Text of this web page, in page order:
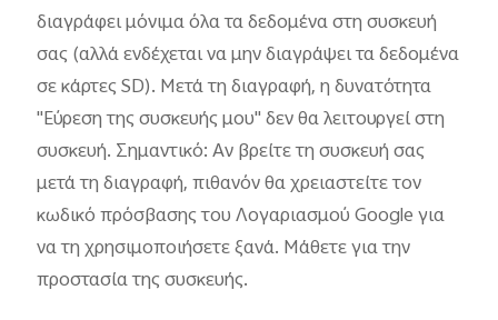
διαγράφει μόνιμα όλα τα δεδομένα στη συσκευή
σας (αλλά ενδέχεται να μην διαγράψει τα δεδομένα
σε κάρτες SD). Μετά τη διαγραφή, η δυνατότητα
"Εύρεση της συσκευής μου" δεν θα λειτουργεί στη
συσκευή. Σημαντικό: Αν βρείτε τη συσκευή σας
μετά τη διαγραφή, πιθανόν θα χρειαστείτε τον
κωδικό πρόσβασης του Λογαριασμού Google για
να τη χρησιμοποιήσετε ξανά. Μάθετε για την
προστασία της συσκευής.